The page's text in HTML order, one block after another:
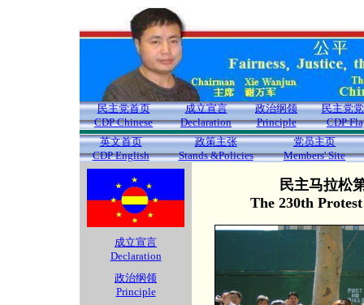
民主党首页
CDP Chinese
成立宣言
Declaration
政治纲领
Principle
民主党
CDP
英文首页
CDP English
政策主张
Stands &Policies
党员主页
Members' Site
成立宣言
Declaration
政治纲领
Principle
民主马拉松
The 230th